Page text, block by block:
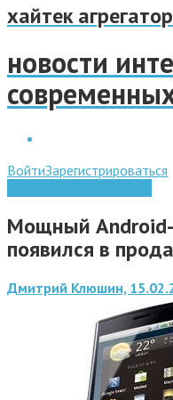
хайтек агрегатор
новости
ВойтиЗарегистрироваться
Мощный
появился в
Дмитрий Клюшин,